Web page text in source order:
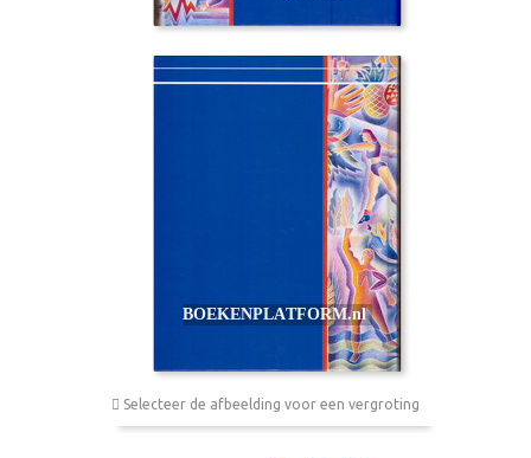
Selecteer de afbeelding voor een vergroting